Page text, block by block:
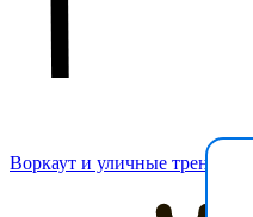
Воркаут и уличные тренажеры